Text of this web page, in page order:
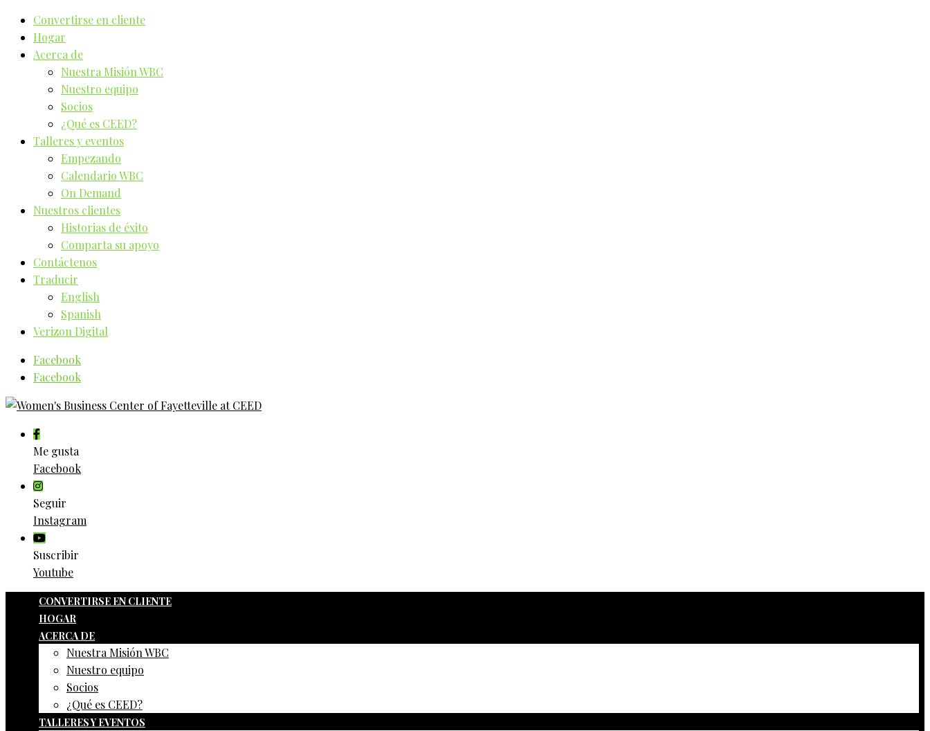
Convertirse en cliente
Hogar
Acerca de
Nuestra Misión WBC
Nuestro equipo
Socios
¿Qué es CEED?
Talleres y eventos
Empezando
Calendario WBC
On Demand
Nuestros clientes
Historias de éxito
Comparta su apoyo
Contáctenos
Traducir
English
Spanish
Verizon Digital
Facebook
Facebook
Me gusta
Facebook
Seguir
Instagram
Suscribir
Youtube
CONVERTIRSE EN CLIENTE
HOGAR
ACERCA DE
Nuestra Misión WBC
Nuestro equipo
Socios
¿Qué es CEED?
TALLERES Y EVENTOS